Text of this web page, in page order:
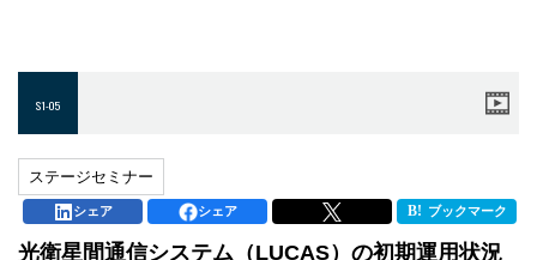
S1-05
ステージセミナー
シェア シェア ブックマーク
光衛星間通信システム（LUCAS）の初期運用状況